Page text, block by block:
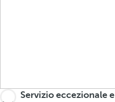
Servizio eccezionale e